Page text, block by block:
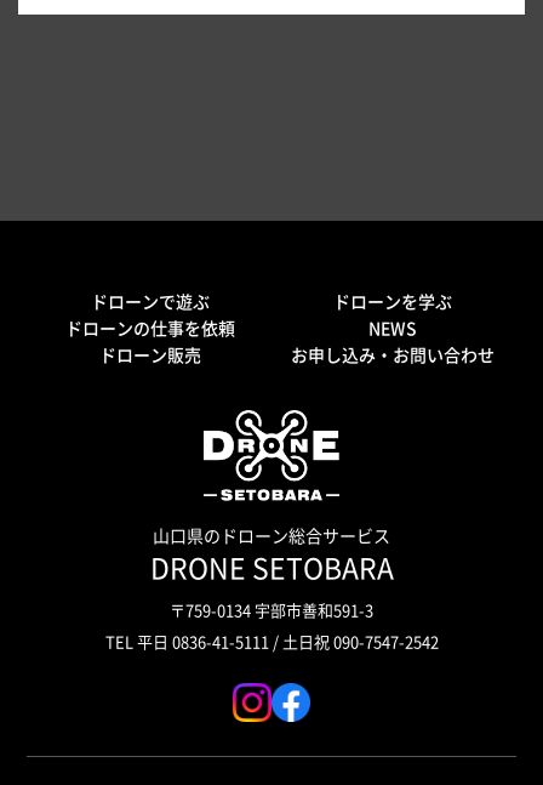
山口県のドローン総合サービス
DRONE SETOBARA
〒759-0134 宇部市善和591-3
TEL 平日 0836-41-5111 / 土日祝 090-7547-2542
ドローンで遊ぶ
ドローンを学ぶ
ドローンの仕事を依頼
NEWS
ドローン販売
お申し込み・お問い合わせ